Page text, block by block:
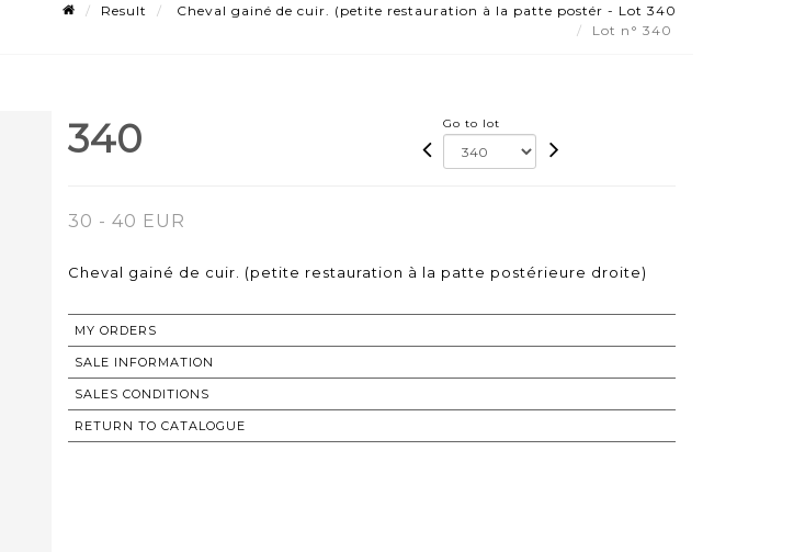
Result
Cheval gainé de cuir. (petite restauration à la patte postér - Lot 340
Lot n° 340
340 Go to lot
30 - 40 EUR
Cheval gainé de cuir. (petite restauration à la patte postérieure droite)
MY ORDERS
SALE INFORMATION
SALES CONDITIONS
RETURN TO CATALOGUE